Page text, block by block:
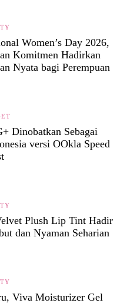
Women’s Day 2026,
Komitmen Hadirkan
Nyata bagi Perempuan
Dinobatkan Sebagai
versi OOkla Speed
Plush Lip Tint Hadir
dan Nyaman Seharian
Viva Moisturizer Gel